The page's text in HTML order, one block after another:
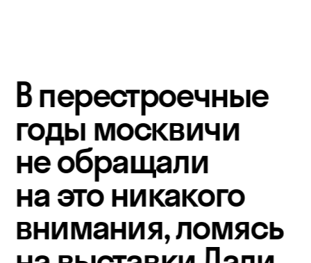
В перестроечные
годы москвичи
не обращали
на это никакого
внимания, ломясь